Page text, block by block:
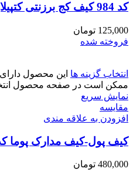
کد 984 کیف کج برزنتی کتپیلار
125,000 تومان
فروخته شده
انتخاب گزینه ها این محصول
ممکن است در صفحه محصول
نمایش سریع
مقايسه
افزودن به علاقه مندی
کیف پول-کیف مدارک پوما کد
480,000 تومان